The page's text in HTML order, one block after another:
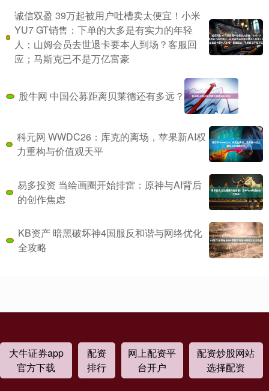
诚信双盈 39万起被用户吐槽卖太便宜！小米
YU7 GT销售：下单的大多是有实力的年轻
人；山姆会员去世退卡要本人到场？客服回
应；马斯克已不是万亿富豪
股牛网 中国公募距离贝莱德还有多远？
科元网 WWDC26：库克的离场，苹果新AI权
力重构与价值观天平
易多投资 当绘画圈开始排雷：原神与AI背后
的创作焦虑
KB资产 暗黑破坏神4国服反和谐与网络优化
全攻略
大牛证券app
官方下载
配资
排行
网上配资平
台开户
配资炒股网站
选择配资